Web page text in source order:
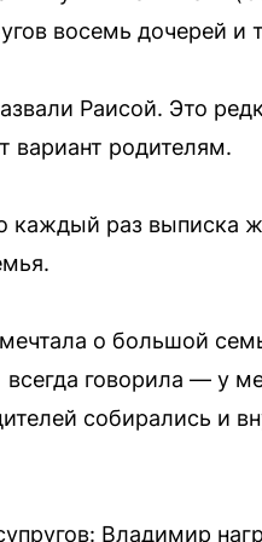
восемь дочерей и
Раисой. Это
вариант родителям.
каждый раз выписка
о большой
говорила — у
собирались и
Владимир